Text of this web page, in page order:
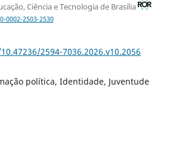
Ciência e Tecnologia de Brasília
2503-2530
2594-7036.2026.v10.2056
política, Identidade, Juventude